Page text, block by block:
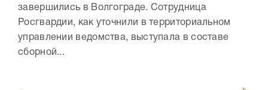
завершились в Волгограде. Сотрудница
Росгвардии, как уточнили в территориальном
управлении ведомства, выступала в составе
сборной...